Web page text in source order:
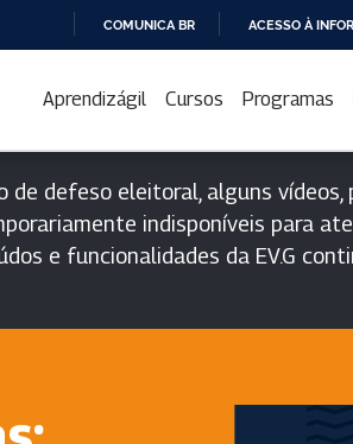
PARA
CONTEÚDO
COMUNICA BR ACESSO À
Aprendizágil Cursos Programas
de defeso eleitoral, alguns
indisponíveis para
e funcionalidades da EV.G